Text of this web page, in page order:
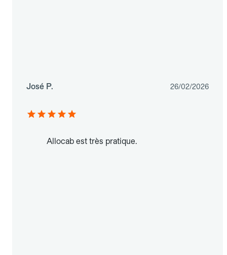
José P. 26/02/2026
Allocab est très pratique.